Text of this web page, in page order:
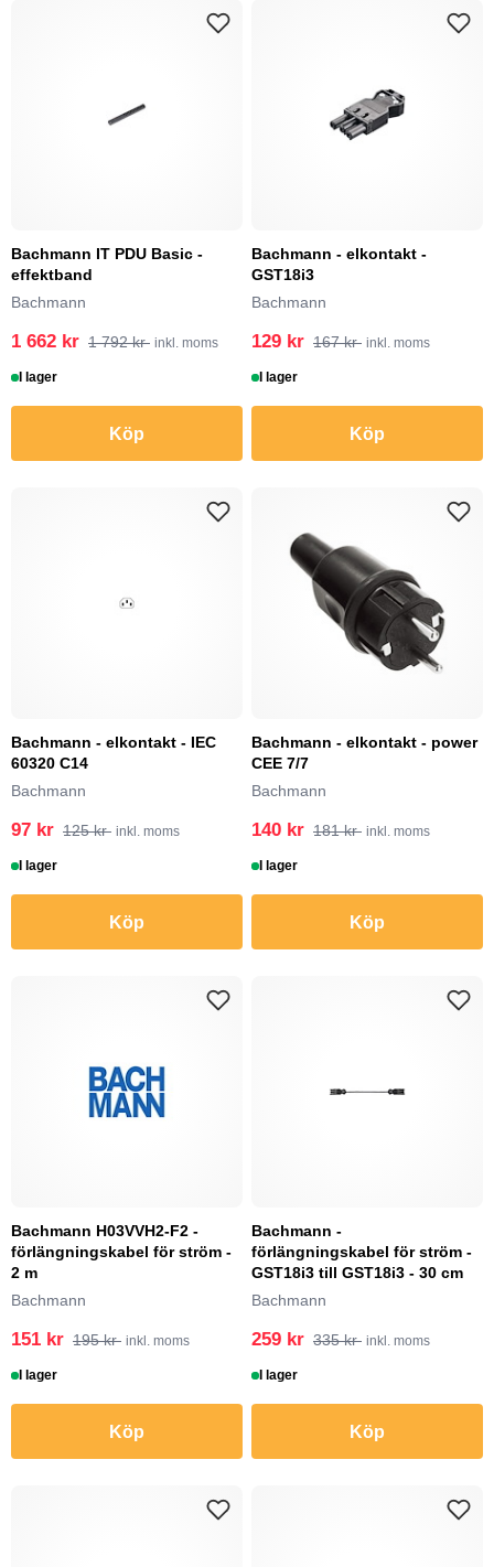
Bachmann IT PDU Basic -
effektband
Bachmann
1 662 kr 1 792 kr inkl. moms
I lager
Köp
Bachmann - elkontakt -
GST18i3
Bachmann
129 kr 167 kr inkl. moms
I lager
Köp
Bachmann - elkontakt - IEC
60320 C14
Bachmann
97 kr 125 kr inkl. moms
I lager
Köp
Bachmann - elkontakt - power
CEE 7/7
Bachmann
140 kr 181 kr inkl. moms
I lager
Köp
Bachmann H03VVH2-F2 -
förlängningskabel för ström -
2 m
Bachmann
151 kr 195 kr inkl. moms
I lager
Köp
Bachmann -
förlängningskabel för ström -
GST18i3 till GST18i3 - 30 cm
Bachmann
259 kr 335 kr inkl. moms
I lager
Köp